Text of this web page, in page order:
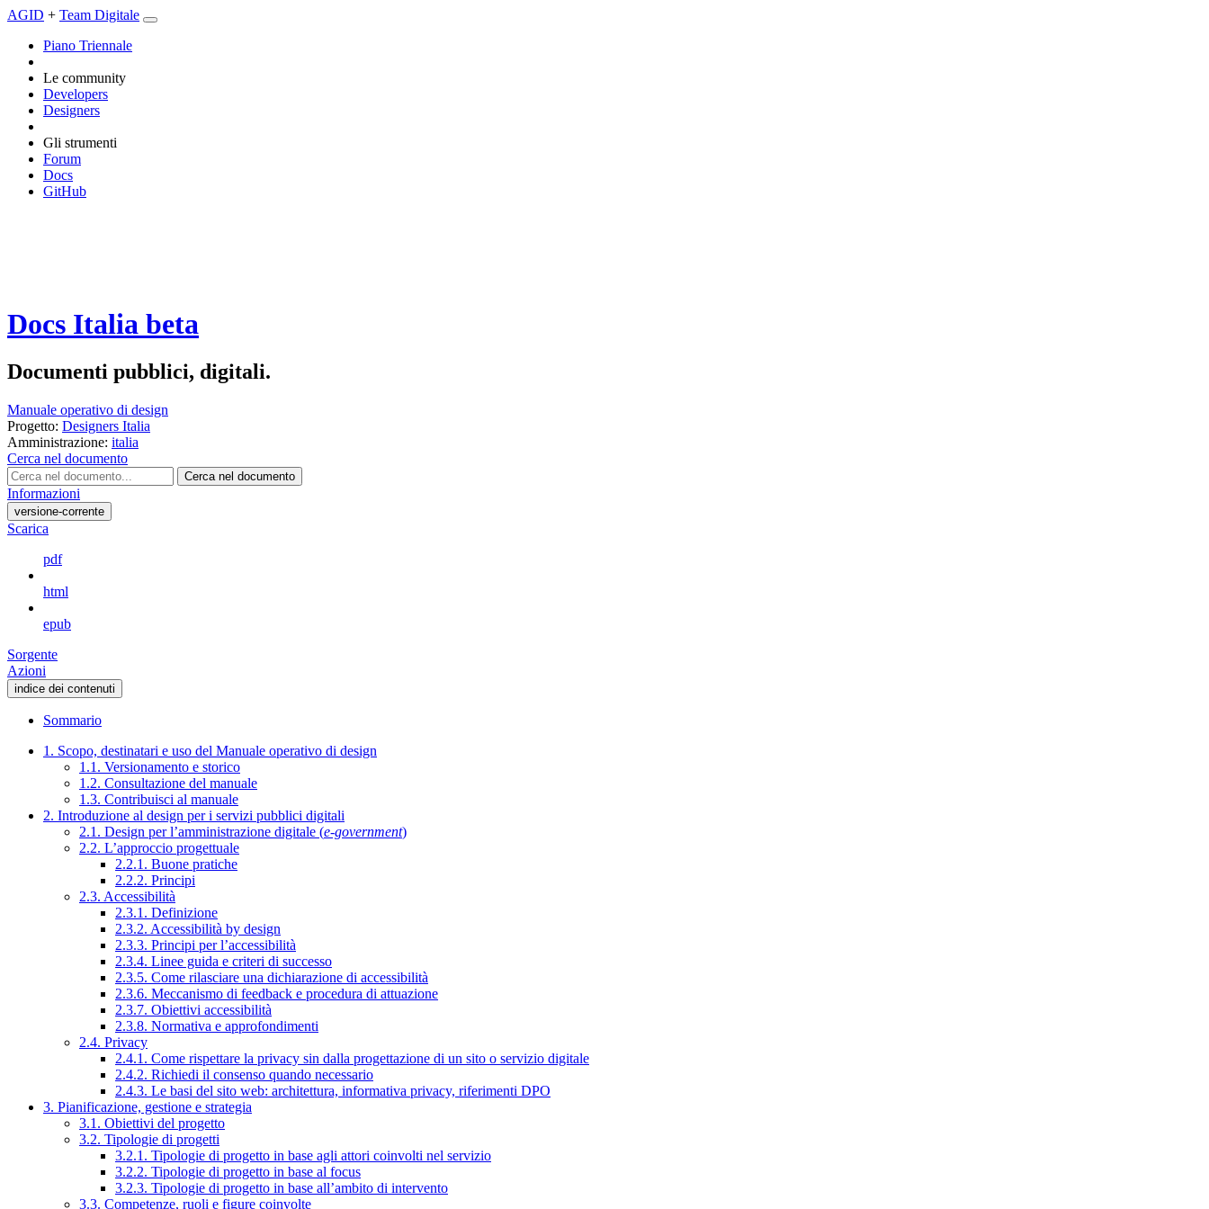
AGID + Team Digitale
Piano Triennale
Le community
Developers
Designers
Gli strumenti
Forum
Docs
GitHub
Docs Italia beta
Documenti pubblici, digitali.
Manuale operativo di design
Progetto: Designers Italia
Amministrazione: italia
Cerca nel documento
Cerca nel documento
Informazioni
versione-corrente
Scarica
pdf
html
epub
Sorgente
Azioni
indice dei contenuti
Sommario
1. Scopo, destinatari e uso del Manuale operativo di design
1.1. Versionamento e storico
1.2. Consultazione del manuale
1.3. Contribuisci al manuale
2. Introduzione al design per i servizi pubblici digitali
2.1. Design per l’amministrazione digitale (e-government)
2.2. L’approccio progettuale
2.2.1. Buone pratiche
2.2.2. Principi
2.3. Accessibilità
2.3.1. Definizione
2.3.2. Accessibilità by design
2.3.3. Principi per l’accessibilità
2.3.4. Linee guida e criteri di successo
2.3.5. Come rilasciare una dichiarazione di accessibilità
2.3.6. Meccanismo di feedback e procedura di attuazione
2.3.7. Obiettivi accessibilità
2.3.8. Normativa e approfondimenti
2.4. Privacy
2.4.1. Come rispettare la privacy sin dalla progettazione di un sito o servizio digitale
2.4.2. Richiedi il consenso quando necessario
2.4.3. Le basi del sito web: architettura, informativa privacy, riferimenti DPO
3. Pianificazione, gestione e strategia
3.1. Obiettivi del progetto
3.2. Tipologie di progetti
3.2.1. Tipologie di progetto in base agli attori coinvolti nel servizio
3.2.2. Tipologie di progetto in base al focus
3.2.3. Tipologie di progetto in base all’ambito di intervento
3.3. Competenze, ruoli e figure coinvolte